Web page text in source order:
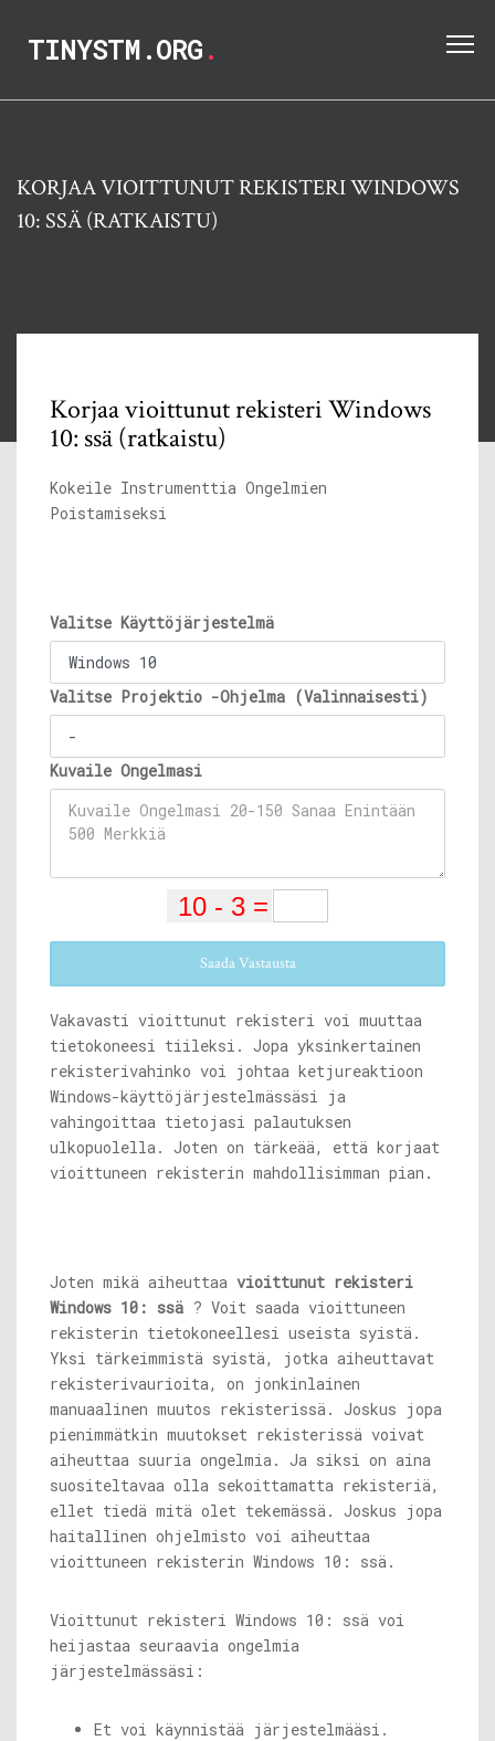
TINYSTM.ORG.
KORJAA VIOITTUNUT REKISTERI WINDOWS
10: SSÄ (RATKAISTU)
Korjaa vioittunut rekisteri Windows
10: ssä (ratkaistu)
Kokeile Instrumenttia Ongelmien
Poistamiseksi
Valitse Käyttöjärjestelmä
Valitse Projektio -Ohjelma (Valinnaisesti)
Kuvaile Ongelmasi
Saada Vastausta
Vakavasti vioittunut rekisteri voi muuttaa
tietokoneesi tiileksi. Jopa yksinkertainen
rekisterivahinko voi johtaa ketjureaktioon
Windows-käyttöjärjestelmässäsi ja
vahingoittaa tietojasi palautuksen
ulkopuolella. Joten on tärkeää, että korjaat
vioittuneen rekisterin mahdollisimman pian.
Joten mikä aiheuttaa vioittunut rekisteri
Windows 10: ssä ? Voit saada vioittuneen
rekisterin tietokoneellesi useista syistä.
Yksi tärkeimmistä syistä, jotka aiheuttavat
rekisterivaurioita, on jonkinlainen
manuaalinen muutos rekisterissä. Joskus jopa
pienimmätkin muutokset rekisterissä voivat
aiheuttaa suuria ongelmia. Ja siksi on aina
suositeltavaa olla sekoittamatta rekisteriä,
ellet tiedä mitä olet tekemässä. Joskus jopa
haitallinen ohjelmisto voi aiheuttaa
vioittuneen rekisterin Windows 10: ssä.
Vioittunut rekisteri Windows 10: ssä voi
heijastaa seuraavia ongelmia
järjestelmässäsi:
Et voi käynnistää järjestelmääsi.